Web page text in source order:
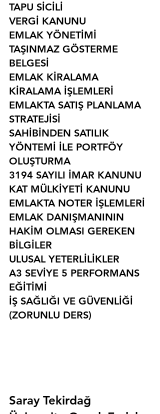
TAPU SİCİLİ
VERGİ KANUNU
EMLAK YÖNETİMİ
TAŞINMAZ GÖSTERME
BELGESİ
EMLAK KİRALAMA
KİRALAMA İŞLEMLERİ
EMLAKTA SATIŞ PLANLAMA
STRATEJİSİ
SAHİBİNDEN SATILIK
YÖNTEMİ İLE PORTFÖY
OLUŞTURMA
3194 SAYILI İMAR KANUNU
KAT MÜLKİYETİ KANUNU
EMLAKTA NOTER İŞLEMLERİ
EMLAK DANIŞMANININ
HAKİM OLMASI GEREKEN
BİLGİLER
ULUSAL YETERLİLİKLER
A3 SEVİYE 5 PERFORMANS
EĞİTİMİ
İŞ SAĞLIĞI VE GÜVENLİĞİ
(ZORUNLU DERS)
Saray Tekirdağ